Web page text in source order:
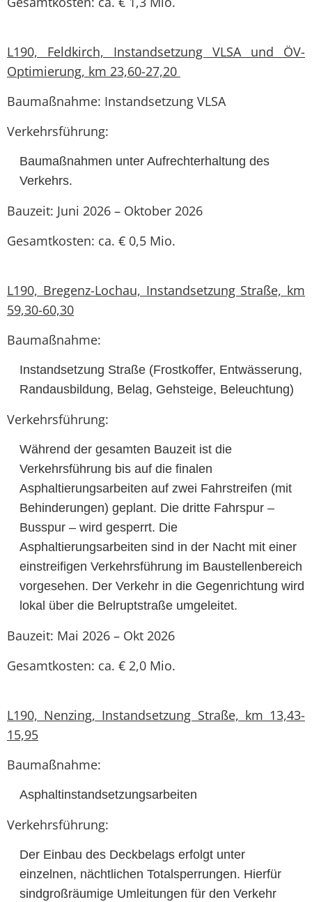
L190, Feldkirch, Instandsetzung VLSA und ÖV-
Optimierung, km 23,60-27,20
Baumaßnahme: Instandsetzung VLSA
Verkehrsführung:
Baumaßnahmen unter Aufrechterhaltung des
Verkehrs.
Bauzeit: Juni 2026 – Oktober 2026
Gesamtkosten: ca. € 0,5 Mio.
L190, Bregenz-Lochau, Instandsetzung Straße, km
59,30-60,30
Baumaßnahme:
Instandsetzung Straße (Frostkoffer, Entwässerung,
Randausbildung, Belag, Gehsteige, Beleuchtung)
Verkehrsführung:
Während der gesamten Bauzeit ist die
Verkehrsführung bis auf die finalen
Asphaltierungsarbeiten auf zwei Fahrstreifen (mit
Behinderungen) geplant. Die dritte Fahrspur –
Busspur – wird gesperrt. Die
Asphaltierungsarbeiten sind in der Nacht mit einer
einstreifigen Verkehrsführung im Baustellenbereich
vorgesehen. Der Verkehr in die Gegenrichtung wird
lokal über die Belruptstraße umgeleitet.
Bauzeit: Mai 2026 – Okt 2026
Gesamtkosten: ca. € 2,0 Mio.
L190, Nenzing, Instandsetzung Straße, km 13,43-
15,95
Baumaßnahme:
Asphaltinstandsetzungsarbeiten
Verkehrsführung:
Der Einbau des Deckbelags erfolgt unter
einzelnen, nächtlichen Totalsperrungen. Hierfür
sindgroßräumige Umleitungen für den Verkehr